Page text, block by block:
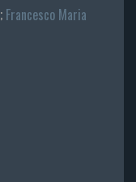
; Francesco Maria